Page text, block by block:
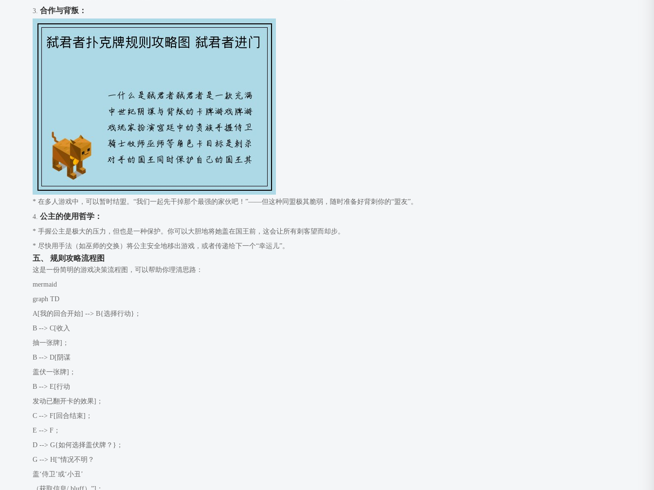
3.合作与背叛：
* 在多人游戏中，可以暂时结盟。“我们一起先干掉那个最强的家伙吧！”——但这种同盟极其脆弱，随时准备好背刺你的“盟友”。
4.公主的使用哲学：
* 手握公主是极大的压力，但也是一种保护。你可以大胆地将她盖在国王前，这会让所有刺客望而却步。
* 尽快用手法（如巫师的交换）将公主安全地移出游戏，或者传递给下一个“幸运儿”。
五、 规则攻略流程图
这是一份简明的游戏决策流程图，可以帮助你理清思路：
mermaid
graph TD
A[我的回合开始] --> B{选择行动}；
B --> C[收入
抽一张牌]；
B --> D[阴谋
盖伏一张牌]；
B --> E[行动
发动已翻开卡的效果]；
C --> F[回合结束]；
E --> F；
D --> G{如何选择盖伏牌？}；
G --> H[“情况不明？
盖‘侍卫’或‘小丑’